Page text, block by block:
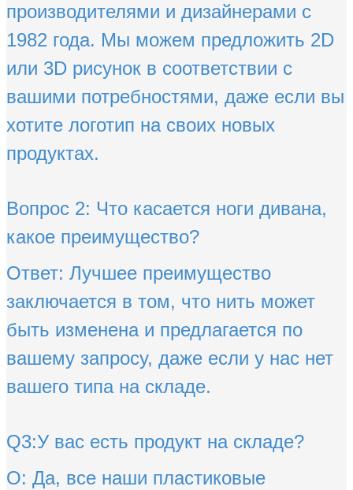
Отправить
производителями и дизайнерами с
1982 года. Мы можем предложить 2D
или 3D рисунок в соответствии с
вашими потребностями, даже если вы
хотите логотип на своих новых
продуктах.
Вопрос 2: Что касается ноги дивана,
какое преимущество?
Ответ: Лучшее преимущество
заключается в том, что нить может
быть изменена и предлагается по
вашему запросу, даже если у нас нет
вашего типа на складе.
Q3:У вас есть продукт на складе?
О: Да, все наши пластиковые